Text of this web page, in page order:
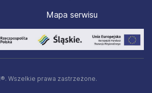
Mapa serwisu
Wszelkie prawa zastrzeżone.